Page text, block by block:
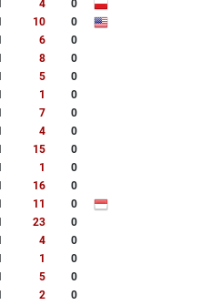
4
0
10
0
6
0
8
0
5
0
1
0
7
0
4
0
15
0
1
0
16
0
11
0
23
0
4
0
1
0
5
0
2
0